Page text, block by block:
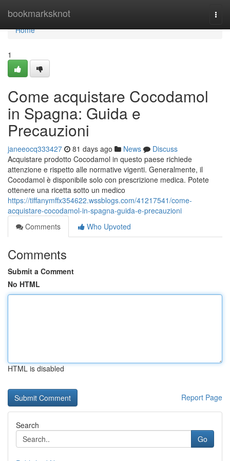
bookmarksknot
Home
Home
1
Come acquistare Cocodamol
in Spagna: Guida e
Precauzioni
janeeocq333427 81 days ago News
Discuss
Acquistare prodotto Cocodamol in questo paese richiede
attenzione e rispetto alle normative vigenti. Generalmente, il
Cocodamol è disponibile solo con prescrizione medica. Potete
ottenere una ricetta sotto un medico
https://tiffanymffx354622.wssblogs.com/41217541/come-
acquistare-cocodamol-in-spagna-guida-e-precauzioni
Comments
Who Upvoted
Comments
Submit a Comment
No HTML
HTML is disabled
Report Page
Search
Go